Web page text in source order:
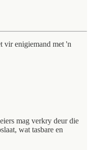
vir enigiemand met 'n
mag verkry deur die
wat tasbare en